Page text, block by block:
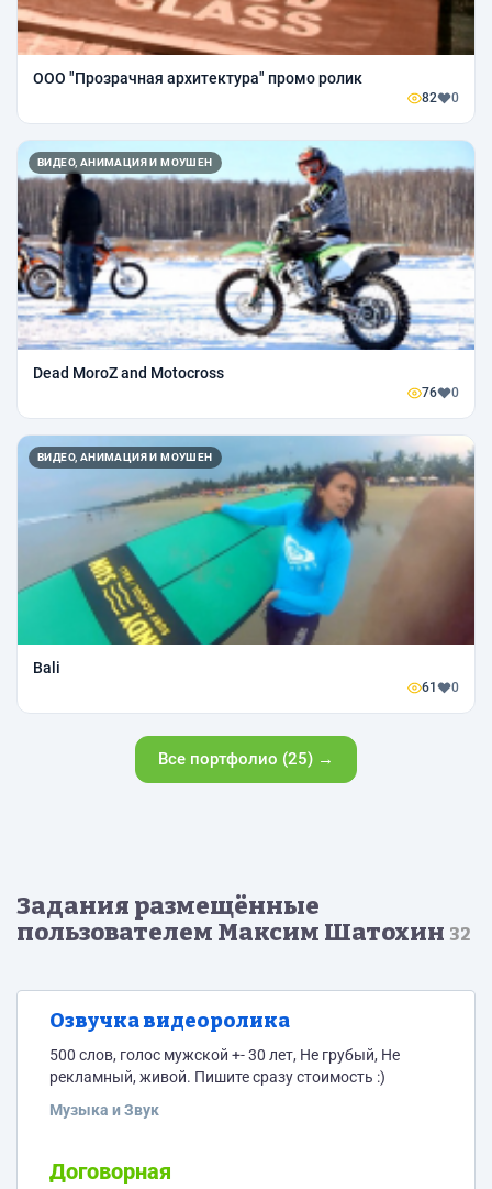
ООО "Прозрачная архитектура" промо ролик
82 0
ВИДЕО, АНИМАЦИЯ И МОУШЕН
Dead MoroZ and Motocross
76 0
ВИДЕО, АНИМАЦИЯ И МОУШЕН
Bali
61 0
Все портфолио (25) →
Задания размещённые
пользователем Максим Шатохин 32
Озвучка видеоролика
500 слов, голос мужской +- 30 лет, Не грубый, Не
рекламный, живой. Пишите сразу стоимость :)
Музыка и Звук
Договорная